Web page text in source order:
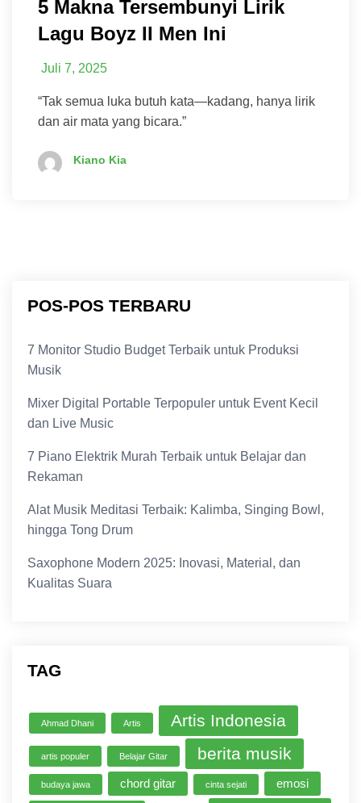
5 Makna Tersembunyi Lirik
Lagu Boyz II Men Ini
Juli 7, 2025
“Tak semua luka butuh kata—kadang, hanya lirik
dan air mata yang bicara.”
Kiano Kia
POS-POS TERBARU
7 Monitor Studio Budget Terbaik untuk Produksi
Musik
Mixer Digital Portable Terpopuler untuk Event Kecil
dan Live Music
7 Piano Elektrik Murah Terbaik untuk Belajar dan
Rekaman
Alat Musik Meditasi Terbaik: Kalimba, Singing Bowl,
hingga Tong Drum
Saxophone Modern 2025: Inovasi, Material, dan
Kualitas Suara
TAG
Ahmad Dhani Artis Artis Indonesia
artis populer Belajar Gitar berita musik
budaya jawa chord gitar cinta sejati emosi